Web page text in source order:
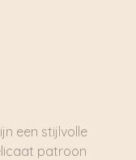
een stijlvolle
patroon